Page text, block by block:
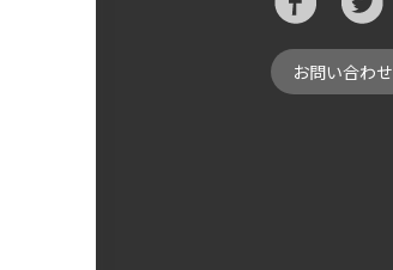
お問い合わせ